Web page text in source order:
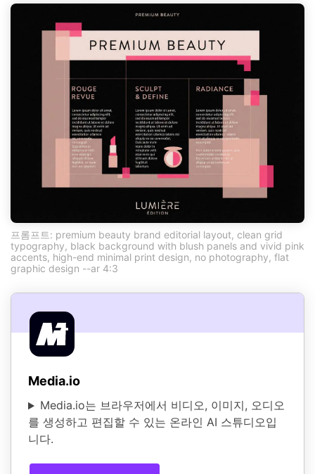
프롬프트: premium beauty brand editorial layout, clean grid
typography, black background with blush panels and vivid pink
accents, high-end minimal print design, no photography, flat
graphic design --ar 4:3
Media.io
Media.io는 브라우저에서 비디오, 이미지, 오디오
를 생성하고 편집할 수 있는 온라인 AI 스튜디오입
니다.